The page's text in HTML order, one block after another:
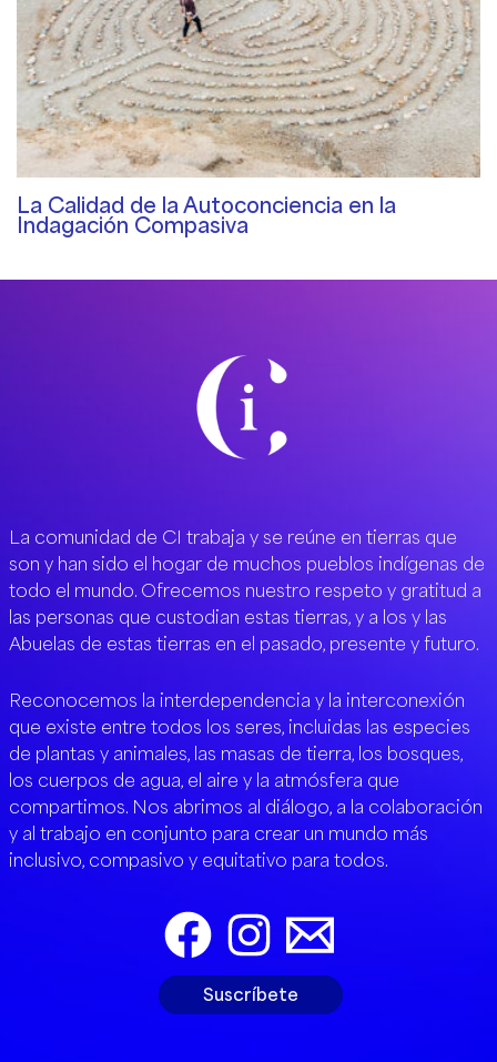
La Calidad de la Autoconciencia en la
Indagación Compasiva
La comunidad de CI trabaja y se reúne en tierras que
son y han sido el hogar de muchos pueblos indígenas de
todo el mundo. Ofrecemos nuestro respeto y gratitud a
las personas que custodian estas tierras, y a los y las
Abuelas de estas tierras en el pasado, presente y futuro.
Reconocemos la interdependencia y la interconexión
que existe entre todos los seres, incluidas las especies
de plantas y animales, las masas de tierra, los bosques,
los cuerpos de agua, el aire y la atmósfera que
compartimos. Nos abrimos al diálogo, a la colaboración
y al trabajo en conjunto para crear un mundo más
inclusivo, compasivo y equitativo para todos.
Suscríbete